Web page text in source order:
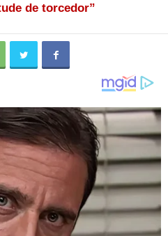
de torcedor”